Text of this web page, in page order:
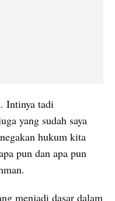
Intinya tadi
yang sudah saya
hukum kita
pun dan apa pun
menjadi dasar dalam